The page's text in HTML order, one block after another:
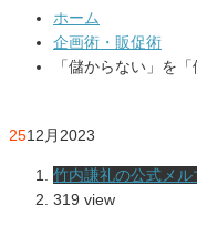
ホーム
企画術・販促術
「儲からない」を
2512月 2023
竹内謙礼の公式メル
319 view